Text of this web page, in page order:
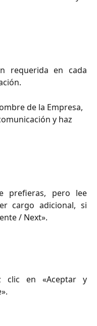
requerida en cada
de la Empresa,
y haz
prefieras, pero lee
cargo adicional, si
/ Next».
clic en «Aceptar y